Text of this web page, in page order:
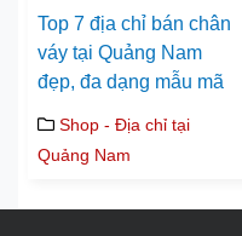
Top 7 địa chỉ bán chân
váy tại Quảng Nam
đẹp, đa dạng mẫu mã
Shop - Địa chỉ tại
Quảng Nam